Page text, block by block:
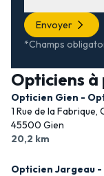
Envoyer
*Champs
Opticiens
Opticien Gien -
1 Rue de la
45500 Gien
20,2 km
Opticien Jargeau